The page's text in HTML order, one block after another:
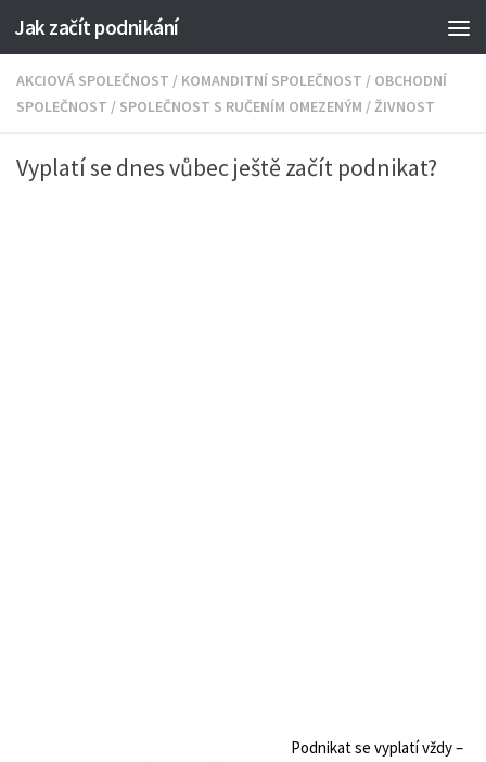
Jak začít podnikání
AKCIOVÁ SPOLEČNOST / KOMANDITNÍ SPOLEČNOST / OBCHODNÍ
SPOLEČNOST / SPOLEČNOST S RUČENÍM OMEZENÝM /ŽIVNOST
Vyplatí se dnes vůbec ještě začít podnikat?
Podnikat se vyplatí vždy –